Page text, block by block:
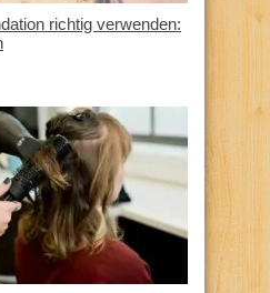
richtig verwenden: